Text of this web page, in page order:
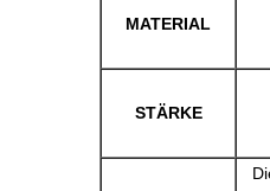
MATERIAL
STÄRKE